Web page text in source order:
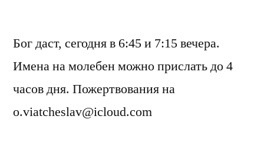
Бог даст, сегодня в 6:45 и 7:15 вечера.
Имена на молебен можно прислать до 4
часов дня. Пожертвования на
o.viatcheslav@icloud.com